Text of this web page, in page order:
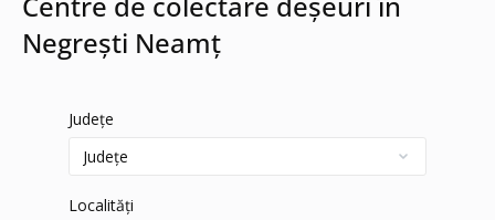
Negrești Neamț
Județe
Localități